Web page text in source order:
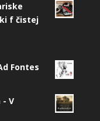
f čistej
Fontes
- V